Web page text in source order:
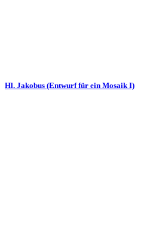
Hl. Jakobus (Entwurf für ein Mosaik I)